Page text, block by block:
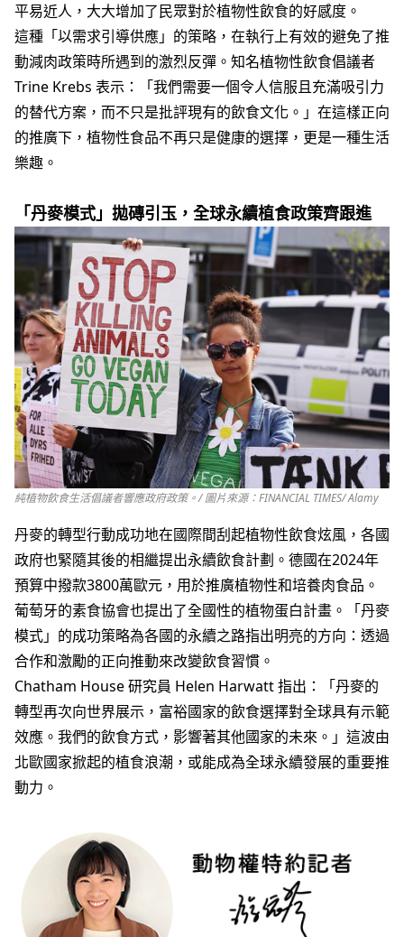
平易近人，大大增加了民眾對於植物性飲食的好感度。
這種「以需求引導供應」的策略，在執行上有效的避免了推
動減肉政策時所遇到的激烈反彈。知名植物性飲食倡議者
Trine Krebs 表示：「我們需要一個令人信服且充滿吸引力
的替代方案，而不只是批評現有的飲食文化。」在這樣正向
的推廣下，植物性食品不再只是健康的選擇，更是一種生活
樂趣。
「丹麥模式」拋磚引玉，全球永續植食政策齊跟進
純植物飲食生活倡議者響應政府政策。/ 圖片來源：FINANCIAL TIMES/ Alamy
丹麥的轉型行動成功地在國際間刮起植物性飲食炫風，各國
政府也緊隨其後的相繼提出永續飲食計劃。德國在2024年
預算中撥款3800萬歐元，用於推廣植物性和培養肉食品。
葡萄牙的素食協會也提出了全國性的植物蛋白計畫。「丹麥
模式」的成功策略為各國的永續之路指出明亮的方向：透過
合作和激勵的正向推動來改變飲食習慣。
Chatham House 研究員 Helen Harwatt 指出：「丹麥的
轉型再次向世界展示，富裕國家的飲食選擇對全球具有示範
效應。我們的飲食方式，影響著其他國家的未來。」這波由
北歐國家掀起的植食浪潮，或能成為全球永續發展的重要推
動力。